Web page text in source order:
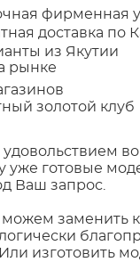
фирменная
доставка по
из Якутии
рынке
золотой клуб
уже готовые
Ваш запрос.
заменить
изготовить